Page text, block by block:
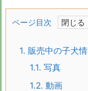
ページ目次
1. 販売中の子犬
1.1. 写真
1.2. 動画